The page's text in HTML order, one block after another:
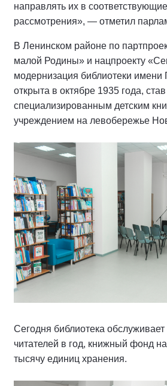
направлять их в
рассмотрения», — отметил
В Ленинском районе по
малой Родины» и нацпроекту
модернизация библиотеки
открыта в октябре 1935 года,
специализированным детским
учреждением на левобережье
Сегодня библиотека
читателей в год, книжный фонд
тысячу единиц хранения.